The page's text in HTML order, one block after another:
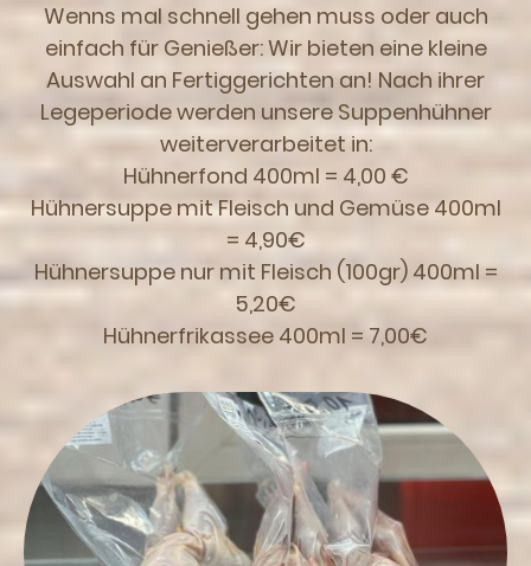
Wenns mal schnell gehen muss oder auch
einfach für Genießer: Wir bieten eine kleine
Auswahl an Fertiggerichten an! Nach ihrer
Legeperiode werden unsere Suppenhühner
weiterverarbeitet in:
Hühnerfond 400ml = 4,00 €
Hühnersuppe mit Fleisch und Gemüse 400ml
= 4,90€
Hühnersuppe nur mit Fleisch (100gr) 400ml =
5,20€
Hühnerfrikassee 400ml = 7,00€